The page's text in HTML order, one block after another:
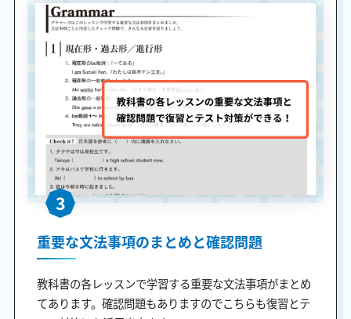
3
重要な文法事項のまとめと確認問題
教科書の各レッスンで学習する重要な文法事項がまとめ
てあります。確認問題もありますのでこちらも復習とテ